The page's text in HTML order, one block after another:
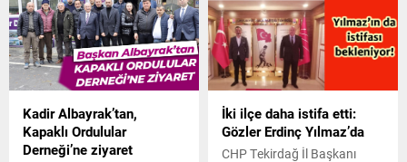
Nallar, “Değişim yakın,
vatandaş Erdoğan’dan
bıkmış.” dedi. Genel seçim
atmosferine girdiğimiz şu
günlerde, CHP Tekirdağ İl
Başkanlığı sahaya indi.
İlçeleri tek tek ziyaret eden
CHP Tekirdağ...
“Defineci meclis üyesi kim?”
diye sordu. Geçtiğimiz
günlerde bazı yerel basın
organlarında, define ararken
yakalanan bazı meclis üyeleri
olduğuna dair haberler
paylaşıldı. AKP’li Kapaklı
Belediye...
Kadir Albayrak’tan,
Kapaklı Ordulular
Derneği’ne ziyaret
İki ilçe daha istifa etti:
Gözler Erdinç Yılmaz’da
CHP Tekirdağ İl Başkanı